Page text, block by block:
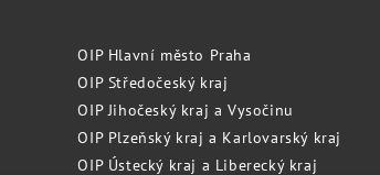
OIP Hlavní město Praha
OIP Středočeský kraj
OIP Jihočeský kraj a Vysočinu
OIP Plzeňský kraj a Karlovarský kraj
OIP Ústecký kraj a Liberecký kraj